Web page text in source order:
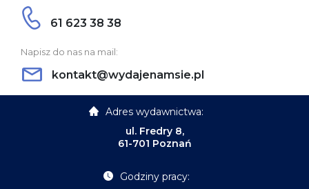
61 623 38 38
Napisz do nas na mail:
kontakt@wydajenamsie.pl
Adres wydawnictwa:
ul. Fredry 8,
61-701 Poznań
Godziny pracy: